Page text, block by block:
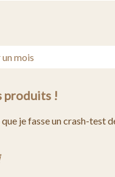
produits !
je fasse un crash-test